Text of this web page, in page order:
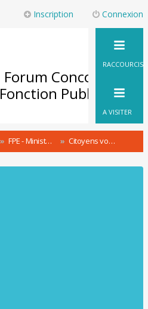
Connexion
Inscription
Forum Concours
Fonction Publique
RACCOURCIS
A VISITER
FPE - Ministère de l'Intérieur Concours & recrutement Citoyens volontaires de la police nationale